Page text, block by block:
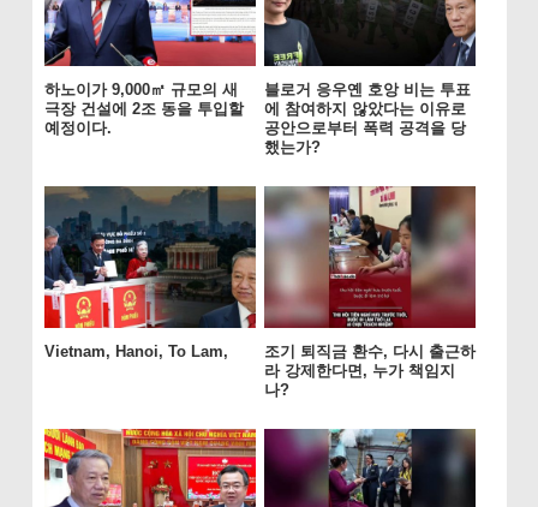
하노이가 9,000㎡ 규모의 새
극장 건설에 2조 동을 투입할
예정이다.
블로거 응우옌 호앙 비는 투표
에 참여하지 않았다는 이유로
공안으로부터 폭력 공격을 당
했는가?
Vietnam, Hanoi, To Lam,
조기 퇴직금 환수, 다시 출근하
라 강제한다면, 누가 책임지
나?